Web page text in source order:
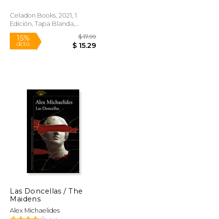
$ 21.95
$ 17.23
Celadon Books, 2021, 1
Edición, Tapa Blanda,
Nuevo
15%
dcto.
Las Doncellas / The
Maidens
Alex Michaelides